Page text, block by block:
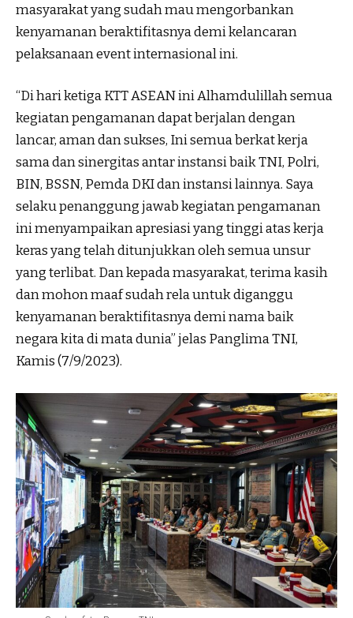
masyarakat yang sudah mau mengorbankan
kenyamanan beraktifitasnya demi kelancaran
pelaksanaan event internasional ini.
“Di hari ketiga KTT ASEAN ini Alhamdulillah semua
kegiatan pengamanan dapat berjalan dengan
lancar, aman dan sukses, Ini semua berkat kerja
sama dan sinergitas antar instansi baik TNI, Polri,
BIN, BSSN, Pemda DKI dan instansi lainnya. Saya
selaku penanggung jawab kegiatan pengamanan
ini menyampaikan apresiasi yang tinggi atas kerja
keras yang telah ditunjukkan oleh semua unsur
yang terlibat. Dan kepada masyarakat, terima kasih
dan mohon maaf sudah rela untuk diganggu
kenyamanan beraktifitasnya demi nama baik
negara kita di mata dunia” jelas Panglima TNI,
Kamis (7/9/2023).